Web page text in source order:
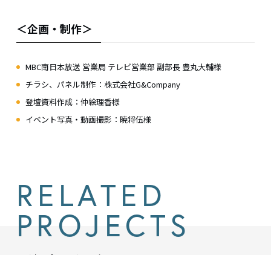
＜企画・制作＞
MBC南日本放送 営業局 テレビ営業部 副部長 豊丸大輔様
チラシ、パネル制作：株式会社G&Company
登壇資料作成：仲絵理⾹様
イベント写真・動画撮影：暁将伍様
RELATED
PROJECTS